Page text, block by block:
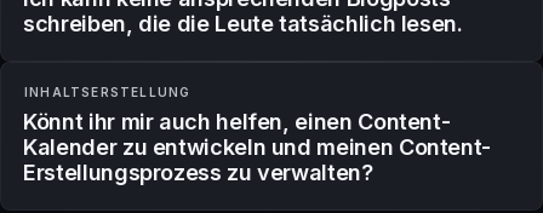
schreiben, die die Leute tatsächlich lesen.
INHALTSERSTELLUNG
Könnt ihr mir auch helfen, einen Content-
Kalender zu entwickeln und meinen Content-
Erstellungsprozess zu verwalten?